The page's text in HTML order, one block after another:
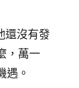
還沒有發
，萬一
遇。